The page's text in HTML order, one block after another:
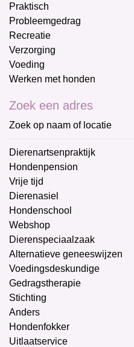
Praktisch
Probleemgedrag
Recreatie
Verzorging
Voeding
Werken met honden
Zoek een adres
Zoek op naam of locatie
Dierenartsenpraktijk
Hondenpension
Vrije tijd
Dierenasiel
Hondenschool
Webshop
Dierenspeciaalzaak
Alternatieve geneeswijzen
Voedingsdeskundige
Gedragstherapie
Stichting
Anders
Hondenfokker
Uitlaatservice